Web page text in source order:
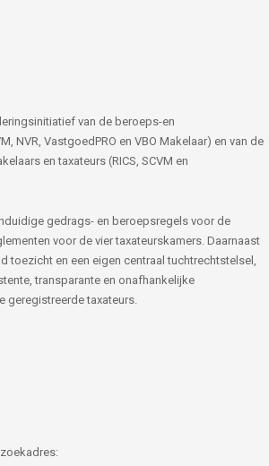
van de beroeps-en
NVR, VastgoedPRO en VBO Makelaar) en van de
en taxateurs (RICS, SCVM en
gedrags- en beroepsregels voor de
voor de vier taxateurskamers. Daarnaast
toezicht en een eigen centraal tuchtrechtstelsel,
transparante en onafhankelijke
geregistreerde taxateurs.